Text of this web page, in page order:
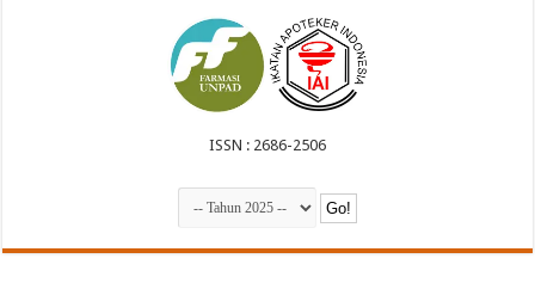
ISSN : 2686-2506